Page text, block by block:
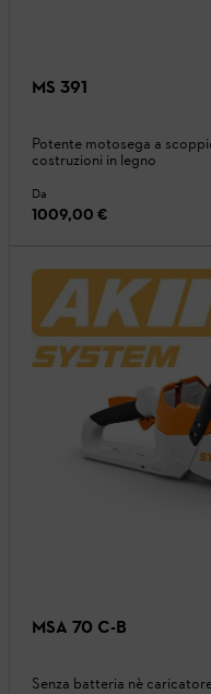
MS 391
Potente motosega a
costruzioni in legno
Da
1009,00 €
MSA 70 C-B
Senza batteria nè